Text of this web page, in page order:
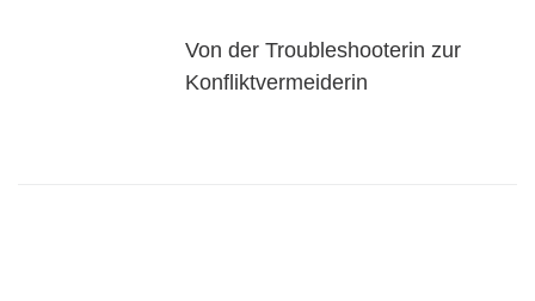
Von der Troubleshooterin zur
Konfliktvermeiderin